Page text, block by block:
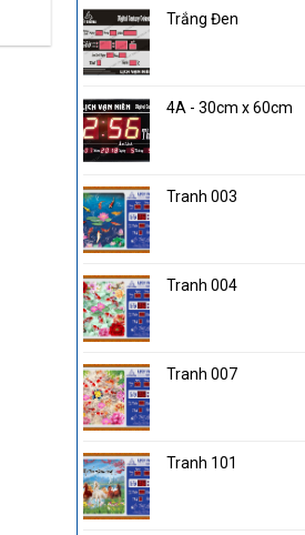
Trắng Đen
4A - 30cm x 60cm
Tranh 003
Tranh 004
Tranh 007
Tranh 101